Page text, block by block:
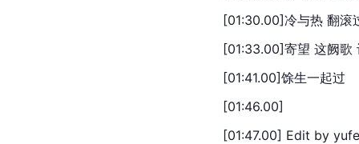
[01:30.00]冷与热 翻滚
[01:33.00]寄望 这阙歌
[01:41.00]馀生一起过
[01:46.00]
[01:47.00] Edit by